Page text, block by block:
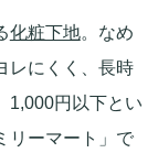
化粧下地。なめ
レにくく、長時
1,000円以下とい
リーマート」で